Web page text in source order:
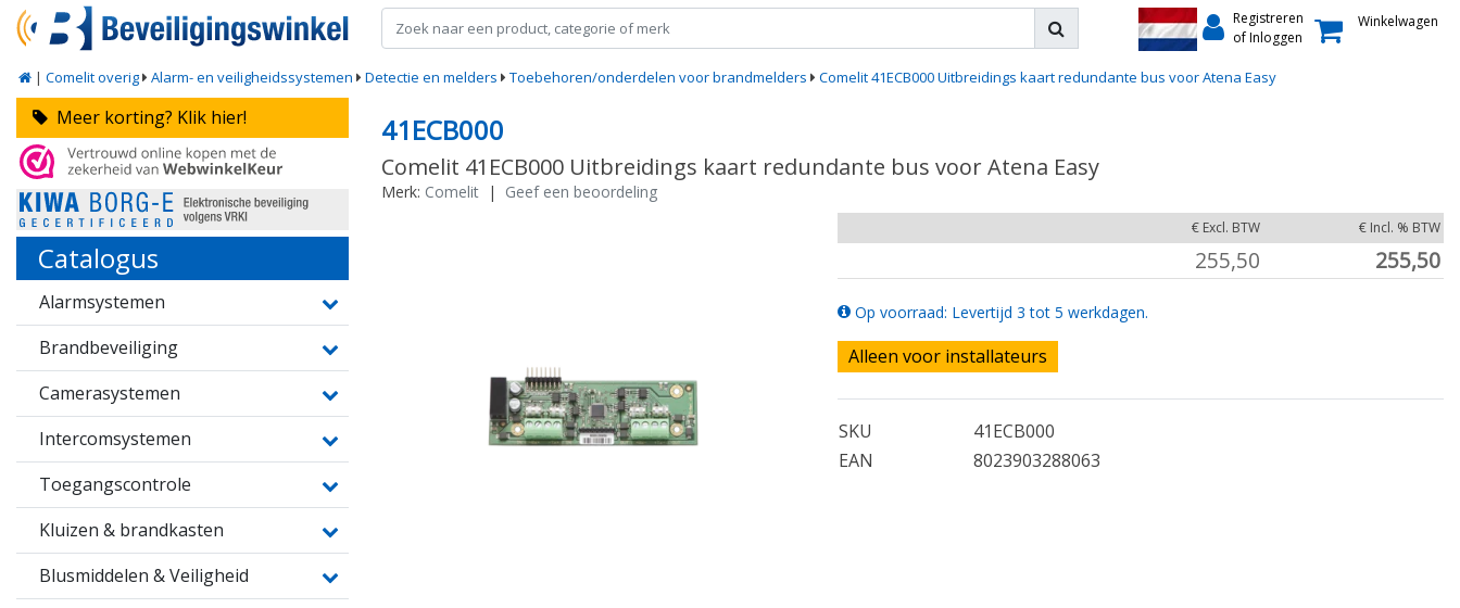
Registreren
of Inloggen
Winkelwagen
| Comelit overig Alarm- en veiligheidssystemen Detectie en melders Toebehoren/onderdelen voor brandmelders Comelit 41ECB000 Uitbreidings kaart redundante bus voor Atena Easy
Meer korting? Klik hier!
Catalogus
Alarmsystemen
Brandbeveiliging
Camerasystemen
Intercomsystemen
Toegangscontrole
Kluizen & brandkasten
Blusmiddelen & Veiligheid
41ECB000
Comelit 41ECB000 Uitbreidings kaart redundante bus voor Atena Easy
Merk: Comelit | Geef een beoordeling
€ Excl. BTW € Incl. % BTW
255,50 255,50
Op voorraad: Levertijd 3 tot 5 werkdagen.
Alleen voor installateurs
SKU
41ECB000
EAN
8023903288063